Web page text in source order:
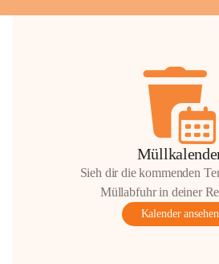
Sieh dir die kommenden
Müllabfuhr in deiner
Kalender ansehen